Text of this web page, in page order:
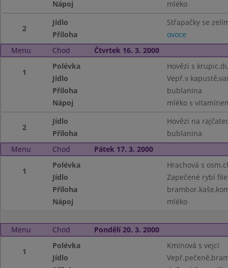
Nápoj
mléko
2
Jídlo
Střapačky se
Příloha
ovoce
Menu
Chod Čtvrtek 16. 3. 2000
1
Polévka
Hovězí s
Jídlo
Vepř.v
Příloha
bublanina
Nápoj
mléko s
2
Jídlo
Hovězí na
Příloha
bublanina
Menu
Chod Pátek 17. 3. 2000
1
Polévka
Hrachová s
Jídlo
Zapečené rybí file
Příloha
Nápoj
mléko
Menu Chod Pondělí 20. 3. 2000
1
Polévka
Kmínová s vejci
Jídlo